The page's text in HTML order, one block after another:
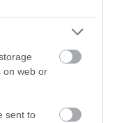
on web or
sent to
OLYAN DRÁGA?